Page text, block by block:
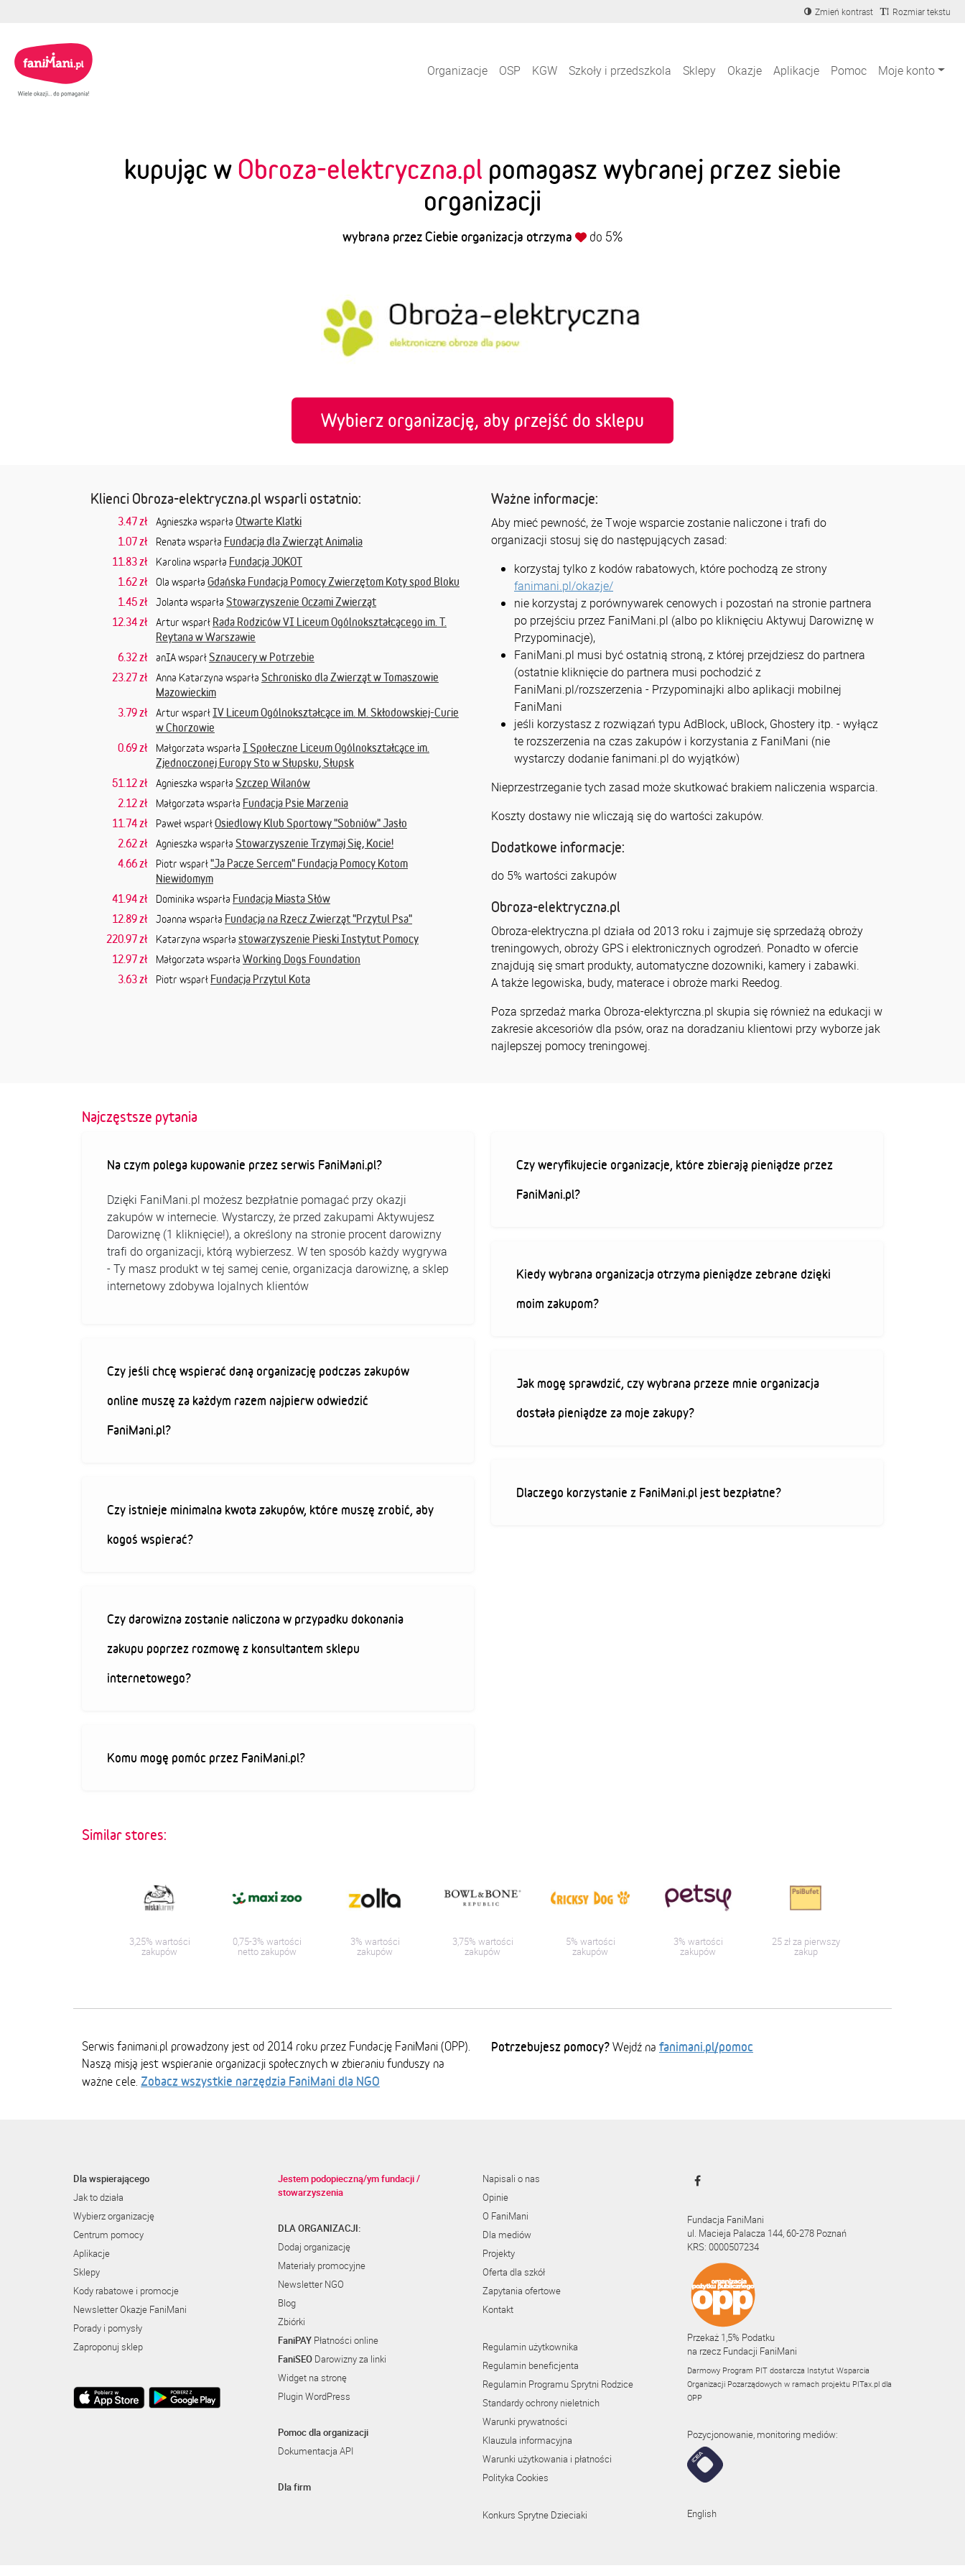
Zmień kontrast Rozmiar tekstu
Organizacje OSP KGW Szkoły i przedszkola Sklepy Okazje Aplikacje Pomoc Moje konto
kupując w Obroza-elektryczna.pl pomagasz wybranej przez siebie
organizacji
wybrana przez Ciebie organizacja otrzyma do 5%
Wybierz organizację, aby przejść do sklepu
Klienci Obroza-elektryczna.pl wsparli ostatnio:
3.47 zł Agnieszka wsparła Otwarte Klatki
1.07 zł
Renata wsparła Fundacja dla Zwierząt Animalia
11.83 zł
Karolina wsparła Fundacja JOKOT
1.62 zł
Ola wsparła Gdańska Fundacja Pomocy Zwierzętom Koty spod Bloku
1.45 zł
Jolanta wsparła Stowarzyszenie Oczami Zwierząt
12.34 zł
Artur wsparł Rada Rodziców VI Liceum Ogólnokształcącego im. T.
Reytana w Warszawie
6.32 zł
anIA wsparł Sznaucery w Potrzebie
23.27 zł
Anna Katarzyna wsparła Schronisko dla Zwierząt w Tomaszowie
Mazowieckim
3.79 zł
Artur wsparłIV Liceum Ogólnokształcące im. M. Skłodowskiej-Curie
w Chorzowie
0.69 zł
Małgorzata wsparła I Społeczne Liceum Ogólnokształcące im.
Zjednoczonej Europy Sto w Słupsku, Słupsk
51.12 zł
Agnieszka wsparła Szczep Wilanów
2.12 zł
Małgorzata wsparła Fundacja Psie Marzenia
11.74 zł
Paweł wsparłOsiedlowy Klub Sportowy "Sobniów" Jasło
2.62 zł
Agnieszka wsparła Stowarzyszenie Trzymaj Się, Kocie!
4.66 zł
Piotr wsparł"Ja Pacze Sercem" Fundacja Pomocy Kotom
Niewidomym
41.94 zł
Dominika wsparła Fundacja Miasta Słów
12.89 zł
Joanna wsparła Fundacja na Rzecz Zwierząt "Przytul Psa"
220.97 zł
Katarzyna wsparła stowarzyszenie Pieski Instytut Pomocy
12.97 zł
Małgorzata wsparła Working Dogs Foundation
3.63 zł
Piotr wsparł Fundacja Przytul Kota
Ważne informacje:
Aby mieć pewność, że Twoje wsparcie zostanie naliczone i trafi do
organizacji stosuj się do następujących zasad:
korzystaj tylko z kodów rabatowych, które pochodzą ze strony
fanimani.pl/okazje/
nie korzystaj z porównywarek cenowych i pozostań na stronie partnera
po przejściu przez FaniMani.pl (albo po kliknięciu Aktywuj Darowiznę w
Przypominacje),
FaniMani.pl musi być ostatnią stroną, z której przejdziesz do partnera
(ostatnie kliknięcie do partnera musi pochodzić z
FaniMani.pl/rozszerzenia - Przypominajki albo aplikacji mobilnej
FaniMani
jeśli korzystasz z rozwiązań typu AdBlock, uBlock, Ghostery itp. - wyłącz
te rozszerzenia na czas zakupów i korzystania z FaniMani (nie
wystarczy dodanie fanimani.pl do wyjątków)
Nieprzestrzeganie tych zasad może skutkować brakiem naliczenia wsparcia.
Koszty dostawy nie wliczają się do wartości zakupów.
Dodatkowe informacje:
do 5% wartości zakupów
Obroza-elektryczna.pl
Obroza-elektryczna.pl działa od 2013 roku i zajmuje się sprzedażą obroży
treningowych, obroży GPS i elektronicznych ogrodzeń. Ponadto w ofercie
znajdują się smart produkty, automatyczne dozowniki, kamery i zabawki.
A także legowiska, budy, materace i obroże marki Reedog.
Poza sprzedaż marka Obroza-elektyrczna.pl skupia się również na edukacji w
zakresie akcesoriów dla psów, oraz na doradzaniu klientowi przy wyborze jak
najlepszej pomocy treningowej.
Najczęstsze pytania
Na czym polega kupowanie przez serwis FaniMani.pl?
Dzięki FaniMani.pl możesz bezpłatnie pomagać przy okazji
zakupów w internecie. Wystarczy, że przed zakupami Aktywujesz
Darowiznę (1 kliknięcie!), a określony na stronie procent darowizny
trafi do organizacji, którą wybierzesz. W ten sposób każdy wygrywa
- Ty masz produkt w tej samej cenie, organizacja darowiznę, a sklep
internetowy zdobywa lojalnych klientów
Czy jeśli chcę wspierać daną organizację podczas zakupów
online muszę za każdym razem najpierw odwiedzić
FaniMani.pl?
Czy istnieje minimalna kwota zakupów, które muszę zrobić, aby
kogoś wspierać?
Czy darowizna zostanie naliczona w przypadku dokonania
zakupu poprzez rozmowę z konsultantem sklepu
internetowego?
Komu mogę pomóc przez FaniMani.pl?
Czy weryfikujecie organizacje, które zbierają pieniądze przez
FaniMani.pl?
Kiedy wybrana organizacja otrzyma pieniądze zebrane dzięki
moim zakupom?
Jak mogę sprawdzić, czy wybrana przeze mnie organizacja
dostała pieniądze za moje zakupy?
Dlaczego korzystanie z FaniMani.pl jest bezpłatne?
Similar stores:
3,25% wartości
zakupów
0,75-3% wartości
netto zakupów
3% wartości
zakupów
3,75% wartości
zakupów
5% wartości
zakupów
3% wartości
zakupów
25 zł za pierwszy
zakup
Serwis fanimani.pl prowadzony jest od 2014 roku przez Fundację FaniMani (OPP).
Naszą misją jest wspieranie organizacji społecznych w zbieraniu funduszy na
ważne cele. Zobacz wszystkie narzędzia FaniMani dla NGO
Potrzebujesz pomocy? Wejdź na fanimani.pl/pomoc
Dla wspierającego
Jak to działa
Wybierz organizację
Centrum pomocy
Aplikacje
Sklepy
Kody rabatowe i promocje
Newsletter Okazje FaniMani
Porady i pomysły
Zaproponuj sklep
Jestem podopieczną/ym fundacji /
stowarzyszenia
DLA ORGANIZACJI:
Dodaj organizację
Materiały promocyjne
Newsletter NGO
Blog
Zbiórki
FaniPAY Płatności online
FaniSEO Darowizny za linki
Widget na stronę
Plugin WordPress
Pomoc dla organizacji
Dokumentacja API
Dla firm
Napisali o nas
Opinie
O FaniMani
Dla mediów
Projekty
Oferta dla szkół
Zapytania ofertowe
Kontakt
Regulamin użytkownika
Regulamin beneficjenta
Regulamin Programu Sprytni Rodzice
Standardy ochrony nieletnich
Warunki prywatności
Klauzula informacyjna
Warunki użytkowania i płatności
Polityka Cookies
Konkurs Sprytne Dzieciaki
Fundacja FaniMani
ul. Macieja Palacza 144, 60-278 Poznań
KRS: 0000507234
Przekaż 1,5% Podatku
na rzecz Fundacji FaniMani
Darmowy Program PIT dostarcza Instytut Wsparcia
Organizacji Pozarządowych w ramach projektu PITax.pl dla
OPP
Pozycjonowanie, monitoring mediów:
English